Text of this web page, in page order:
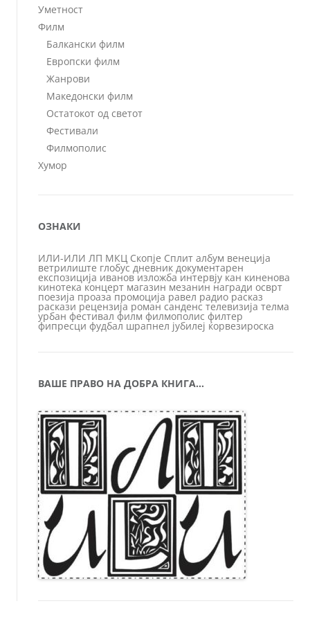
Уметност
Филм
Балкански филм
Европски филм
Жанрови
Македонски филм
Остатокот од светот
Фестивали
Филмополис
Хумор
ОЗНАКИ
ИЛИ-ИЛИ ЛП МКЦ Скопје Сплит албум венеција
ветрилиште глобус дневник документарен
експозиција иванов изложба интервју кан киненова
кинотека концерт магазин мезанин награди осврт
поезија проаза промоција равел радио расказ
раскази рецензија роман санденс телевизија телма
урбан фестивал филм филмополис филтер
фипресци фудбал шрапнел јубилеј ќорвезироска
ВАШЕ ПРАВО НА ДОБРА КНИГА…